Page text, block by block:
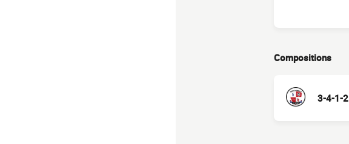
Compositions
3-4-1-2